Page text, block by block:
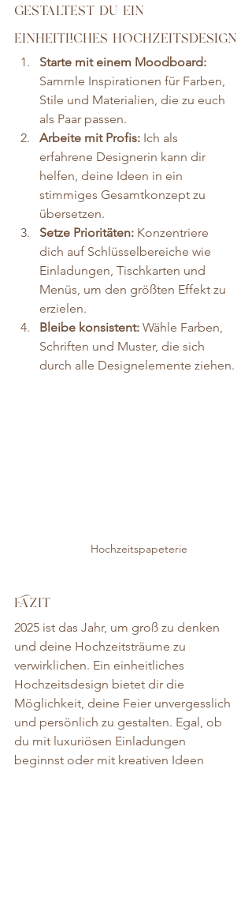
gestaltest du ein
einheitliches hochzeitsdesign
Starte mit einem Moodboard:
Sammle Inspirationen für Farben,
Stile und Materialien, die zu euch
als Paar passen.
Arbeite mit Profis: Ich als
erfahrene Designerin kann dir
helfen, deine Ideen in ein
stimmiges Gesamtkonzept zu
übersetzen.
Setze Prioritäten: Konzentriere
dich auf Schlüsselbereiche wie
Einladungen, Tischkarten und
Menüs, um den größten Effekt zu
erzielen.
Bleibe konsistent: Wähle Farben,
Schriften und Muster, die sich
durch alle Designelemente ziehen.
Hochzeitspapeterie
Fazit
2025 ist das Jahr, um groß zu denken
und deine Hochzeitsträume zu
verwirklichen. Ein einheitliches
Hochzeitsdesign bietet dir die
Möglichkeit, deine Feier unvergesslich
und persönlich zu gestalten. Egal, ob
du mit luxuriösen Einladungen
beginnst oder mit kreativen Ideen